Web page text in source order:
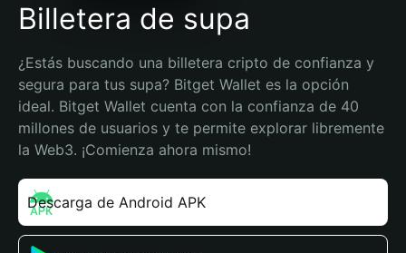
Billetera de supa
¿Estás buscando una billetera cripto de confianza y
segura para tus supa? Bitget Wallet es la opción
ideal. Bitget Wallet cuenta con la confianza de 40
millones de usuarios y te permite explorar libremente
la Web3. ¡Comienza ahora mismo!
Descarga de Android APK